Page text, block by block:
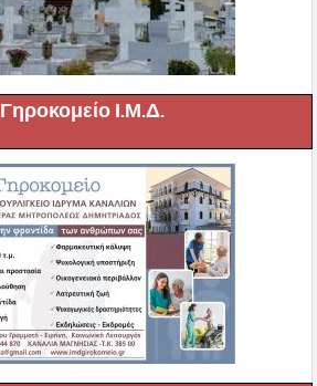
Γηροκομείο Ι.Μ.Δ.